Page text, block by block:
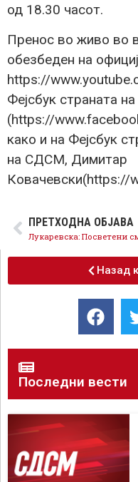
од 18.30 часот.
Пренос во живо во
обезбеден на
https://
Фејсбук страната
(https://
како и на Фејсбук
на СДСМ, Димитар
Ковачевски(https://
ПРЕТХОДНА ОБЈАВА
Назад
Последни вести